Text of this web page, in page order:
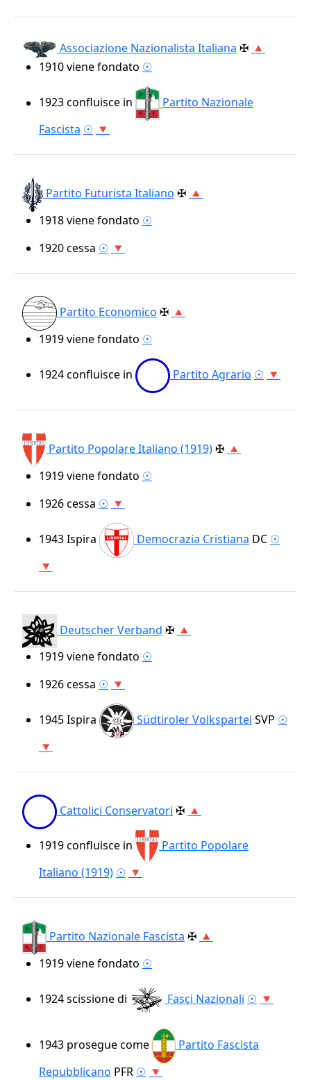
Associazione Nazionalista Italiana ✠ 🔺
1910viene fondato ☉
1923confluisce in
Partito Nazionale
Fascista ☉ 🔻
Partito Futurista Italiano ✠ 🔺
1918viene fondato ☉
1920cessa ☉ 🔻
Partito Economico ✠ 🔺
1919viene fondato ☉
1924confluisce in Partito Agrario ☉ 🔻
Partito Popolare Italiano (1919)✠ 🔺
1919viene fondato ☉
1926cessa ☉ 🔻
1943Ispira Democrazia Cristiana DC ☉
🔻
Deutscher Verband ✠ 🔺
1919viene fondato ☉
1926cessa ☉ 🔻
1945Ispira Südtiroler Volkspartei SVP ☉
🔻
Cattolici Conservatori ✠ 🔺
1919confluisce in
Partito Popolare
Italiano (1919) ☉ 🔻
Partito Nazionale Fascista ✠ 🔺
1919viene fondato ☉
1924scissione di Fasci Nazionali ☉ 🔻
1943 prosegue come
Partito Fascista
Repubblicano PFR ☉ 🔻